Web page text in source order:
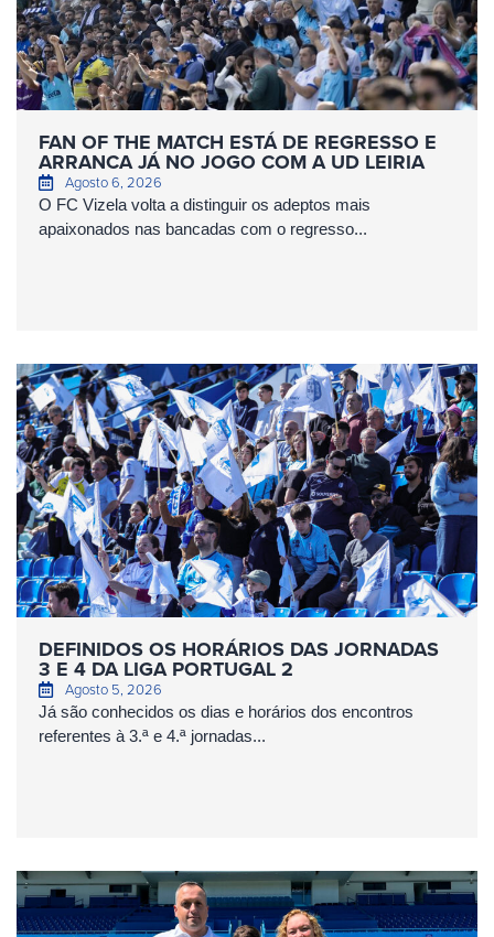
FAN OF THE MATCH ESTÁ DE REGRESSO E
ARRANCA JÁ NO JOGO COM A UD LEIRIA
Agosto 6, 2026
O FC Vizela volta a distinguir os adeptos mais
apaixonados nas bancadas com o regresso...
DEFINIDOS OS HORÁRIOS DAS JORNADAS
3 E 4 DA LIGA PORTUGAL 2
Agosto 5, 2026
Já são conhecidos os dias e horários dos encontros
referentes à 3.ª e 4.ª jornadas...